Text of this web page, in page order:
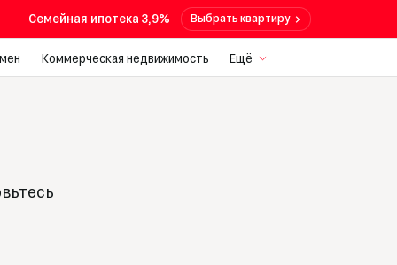
Семейная ипотека 3,9% Выбрать квартиру
Коммерческая недвижимость Ещё